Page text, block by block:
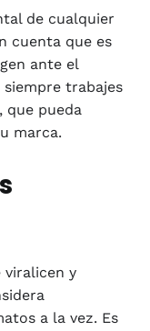
de cualquier
cuenta que es
ante el
trabajes
, que pueda
marca.
viralicen y
a la vez. Es